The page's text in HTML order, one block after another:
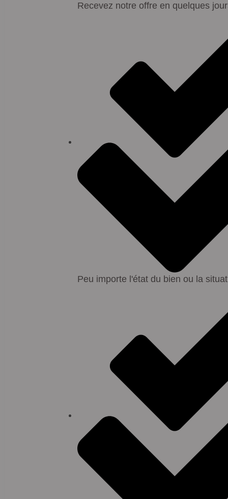
Recevez notre offre en quelques
Peu importe l'état du bien ou la